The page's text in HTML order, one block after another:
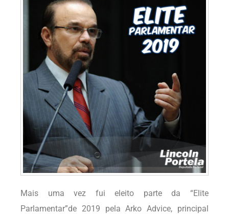
Mais uma vez fui eleito parte da “Elite
Parlamentar”de 2019 pela Arko Advice, principal